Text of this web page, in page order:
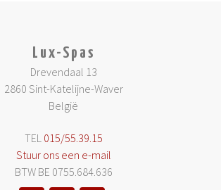
Lux-Spas
Drevendaal 13
2860 Sint-Katelijne-Waver
België
TEL 015/55.39.15
Stuur ons een e-mail
BTW BE 0755.684.636